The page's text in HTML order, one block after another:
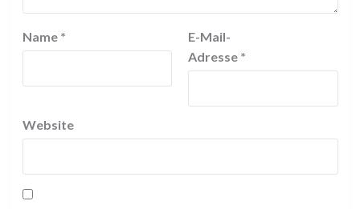
Name *
E-Mail-
Adresse *
Website